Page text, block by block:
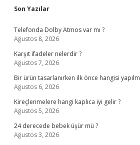
Sidebar
Son Yazılar
Telefonda Dolby Atmos var mı ?
Ağustos 8, 2026
Karşıt ifadeler nelerdir ?
Ağustos 7, 2026
Bir ürün tasarlanırken ilk önce hangisi
Ağustos 6, 2026
Kireçlenmelere hangi kaplıca iyi gelir ?
Ağustos 5, 2026
24 derecede bebek üşür mü ?
Ağustos 3, 2026